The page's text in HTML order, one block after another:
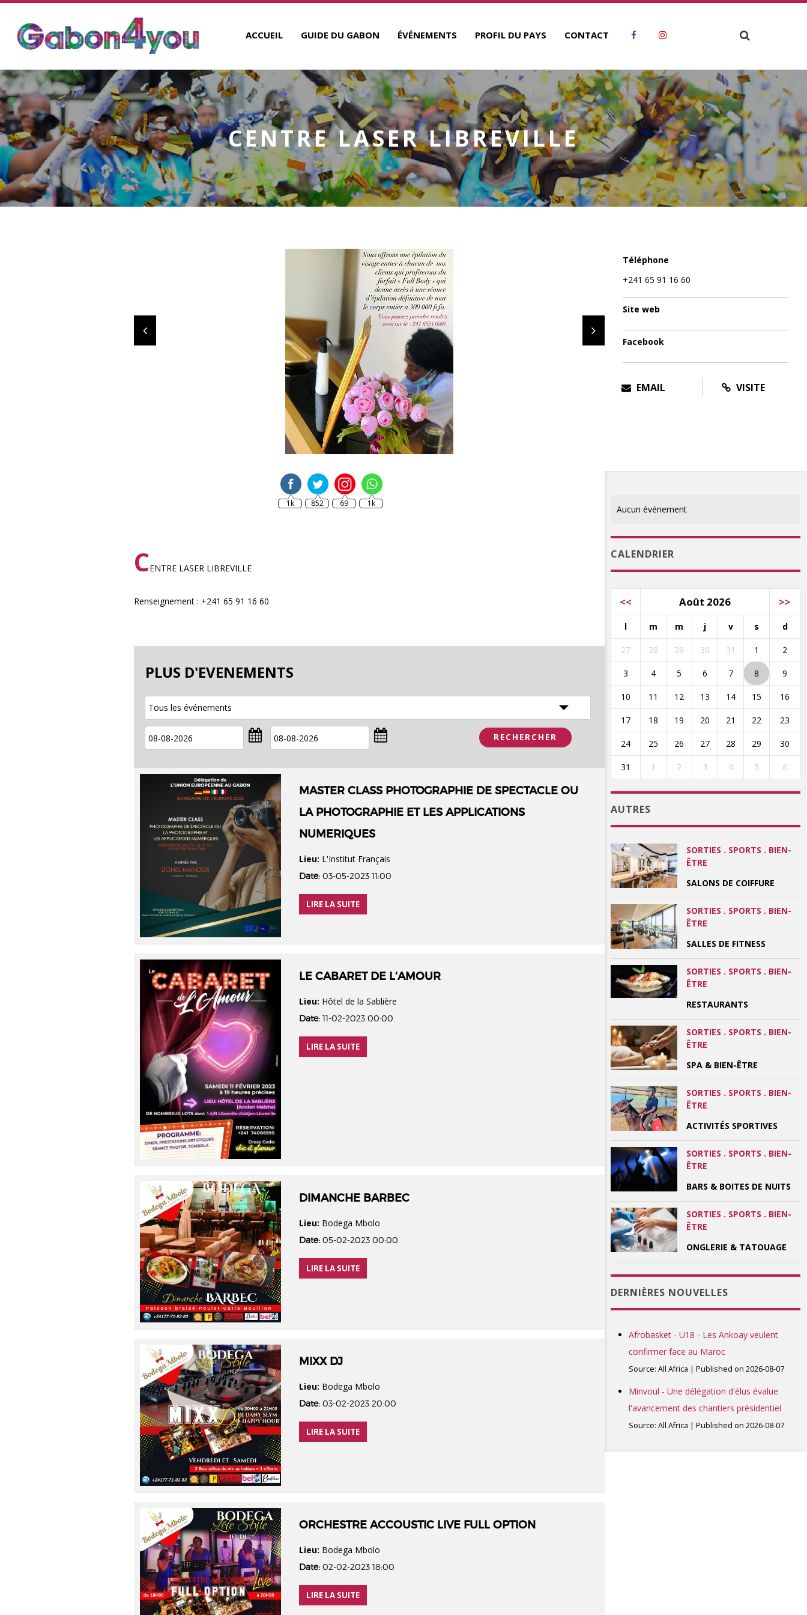
ACCUEIL GUIDE DU GABON ÉVÉNEMENTS PROFIL DU PAYS CONTACT
CENTRE LASER LIBREVILLE
Téléphone
+241 65 91 16 60
Site web
Facebook
EMAIL VISITE
1k 852 69 1k
CENTRE LASER LIBREVILLE
Renseignement : +241 65 91 16 60
PLUS D'EVENEMENTS
MASTER CLASS PHOTOGRAPHIE DE SPECTACLE OU
LA PHOTOGRAPHIE ET LES APPLICATIONS
NUMERIQUES
Lieu: L'Institut Français
Date: 03-05-2023 11:00
LIRE LA SUITE
LE CABARET DE L'AMOUR
Lieu: Hôtel de la Sablière
Date: 11-02-2023 00:00
LIRE LA SUITE
DIMANCHE BARBEC
Lieu: Bodega Mbolo
Date: 05-02-2023 00:00
LIRE LA SUITE
MIXX DJ
Lieu: Bodega Mbolo
Date: 03-02-2023 20:00
LIRE LA SUITE
ORCHESTRE ACCOUSTIC LIVE FULL OPTION
Lieu: Bodega Mbolo
Date: 02-02-2023 18:00
LIRE LA SUITE
Aucun événement
CALENDRIER
<< Août 2026 >>
l m m j v s d
27 28 29 30 31 1 2
3 4 5 6 7 8 9
10 11 12 13 14 15 16
17 18 19 20 21 22 23
24 25 26 27 28 29 30
31 1 2 3 4 5 6
AUTRES
SORTIES . SPORTS . BIEN-
ÊTRE
SALONS DE COIFFURE
SORTIES . SPORTS . BIEN-
ÊTRE
SALLES DE FITNESS
SORTIES . SPORTS . BIEN-
ÊTRE
RESTAURANTS
SORTIES . SPORTS . BIEN-
ÊTRE
SPA & BIEN-ÊTRE
SORTIES . SPORTS . BIEN-
ÊTRE
ACTIVITÉS SPORTIVES
SORTIES . SPORTS . BIEN-
ÊTRE
BARS & BOITES DE NUITS
SORTIES . SPORTS . BIEN-
ÊTRE
ONGLERIE & TATOUAGE
DERNIÈRES NOUVELLES
Afrobasket - U18 - Les Ankoay veulent
confirmer face au Maroc
Source: All Africa Published on 2026-08-07
Minvoul - Une délégation d'élus évalue
l'avancement des chantiers présidentiel
Source: All Africa Published on 2026-08-07